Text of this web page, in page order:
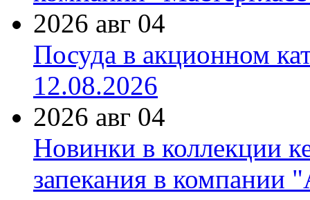
2026 авг 04
Посуда в акционном
12.08.2026
2026 авг 04
Новинки в коллекции
запекания в компании